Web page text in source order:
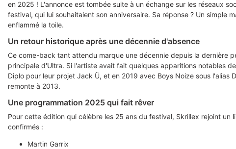
en 2025 ! L'annonce est tombée suite à un échange sur les réseaux
festival, qui lui souhaitaient son anniversaire. Sa réponse ? Un simple
enflammé la toile.
Un retour historique après une décennie d'absence
Ce come-back tant attendu marque une décennie depuis la dernière
principale d'Ultra. Si l'artiste avait fait quelques apparitions notables
Diplo pour leur projet Jack Ü, et en 2019 avec Boys Noize sous l'alias
remonte à 2013.
Une programmation 2025 qui fait rêver
Pour cette édition qui célèbre les 25 ans du festival, Skrillex rejoint un
confirmés :
Martin Garrix